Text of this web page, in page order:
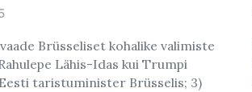
Brüsseliset kohalike valimiste
Lähis-Idas kui Trumpi
taristuminister Brüsselis; 3)